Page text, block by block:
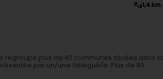
1,4 km
regroupe plus de 40 communes situées dans la
par un/une délégué/e. Plus de 80